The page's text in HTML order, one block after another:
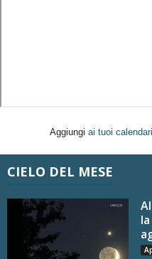
Aggiungi ai tuoi calendari
CIELO DEL MESE